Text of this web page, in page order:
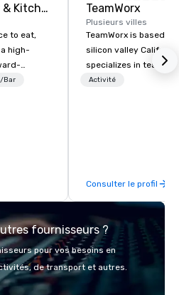
American Social Bar & Kitchen
to eat,
high-
Bar
TeamWorx
Plusieurs villes
TeamWorx is based
silicon valley
specializes in team
tech companies and
Robot Racing! We
large groups
300 people, Robot
up to 500 people,
200 people, and
Activité
Consulter le profil
fournisseurs ?
pour vos besoins en
de transport et autres.